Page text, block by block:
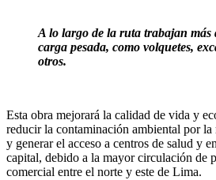
A lo largo de la ruta trabajan más
carga pesada, como volquetes,
otros.
Esta obra mejorará la calidad de vida y
reducir la contaminación ambiental por
y generar el acceso a centros de salud y
capital, debido a la mayor circulación de
comercial entre el norte y este de Lima.